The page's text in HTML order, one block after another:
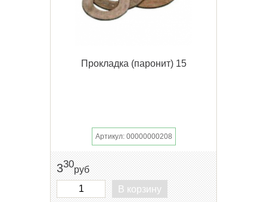
Прокладка (паронит) 15
Артикул: 00000000208
330руб
В корзину